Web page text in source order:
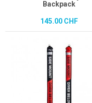
Backpack
145.00 CHF